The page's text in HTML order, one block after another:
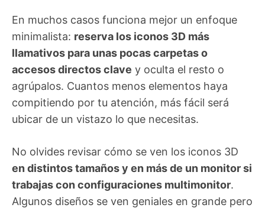
En muchos casos funciona mejor un enfoque
minimalista: reserva los iconos 3D más
llamativos para unas pocas carpetas o
accesos directos clave y oculta el resto o
agrúpalos. Cuantos menos elementos haya
compitiendo por tu atención, más fácil será
ubicar de un vistazo lo que necesitas.
No olvides revisar cómo se ven los iconos 3D
en distintos tamaños y en más de un monitor si
trabajas con configuraciones multimonitor.
Algunos diseños se ven geniales en grande pero